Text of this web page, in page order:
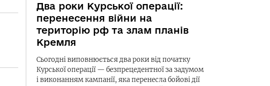
Два роки Курської операції:
перенесення війни на
територію рф та злам планів
Кремля
Сьогодні виповнюється два роки від початку
Курської операції — безпрецедентної за задумом
і виконанням кампанії, яка перенесла бойові дії